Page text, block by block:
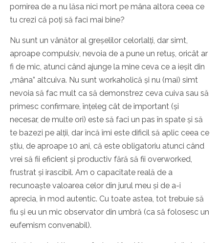
pornirea de a nu lăsa nici mort pe mâna altora ceea ce
tu crezi că poți să faci mai bine?
Nu sunt un vânător al greșelilor celorlalți, dar simt,
aproape compulsiv, nevoia de a pune un retuș, oricât ar
fi de mic, atunci când ajunge la mine ceva ce a ieșit din
„mâna” altcuiva. Nu sunt workaholică și nu (mai) simt
nevoia să fac mult ca să demonstrez ceva cuiva sau să
primesc confirmare, înțeleg cât de important (și
necesar, de multe ori) este să faci un pas în spate și să
te bazezi pe alții, dar încă îmi este dificil să aplic ceea ce
știu, de aproape 10 ani, că este obligatoriu atunci când
vrei să fii eficient și productiv fără să fii overworked,
frustrat și irascibil. Am o capacitate reală de a
recunoaște valoarea celor din jurul meu și de a-i
aprecia, în mod autentic. Cu toate astea, tot trebuie să
fiu și eu un mic observator din umbră (ca să folosesc un
eufemism convenabil).